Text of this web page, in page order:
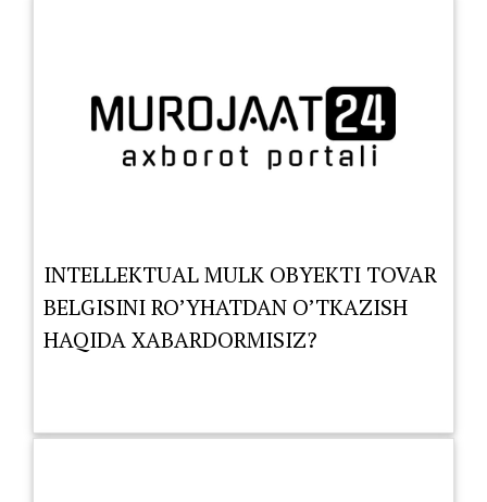
INTELLEKTUAL MULK OBYEKTI TOVAR
BELGISINI RO’YHATDAN O’TKAZISH
HAQIDA XABARDORMISIZ?